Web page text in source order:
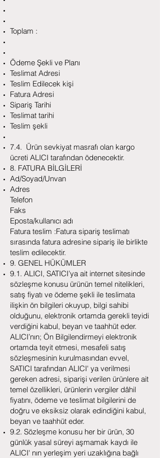
Toplam :
Ödeme Şekli ve Planı
Teslimat Adresi
Teslim Edilecek kişi
Fatura Adresi
Sipariş Tarihi
Teslimat tarihi
Teslim şekli
7.4. Ürün sevkiyat masrafı olan kargo
ücreti ALICI tarafından ödenecektir.
8. FATURA BİLGİLERİ
Ad/Soyad/Unvan
Adres
Telefon
Faks
Eposta/kullanıcı adı
Fatura teslim :Fatura sipariş teslimatı
sırasında fatura adresine sipariş ile birlikte
teslim edilecektir.
9. GENEL HÜKÜMLER
9.1. ALICI, SATICI’ya ait internet sitesinde
sözleşme konusu ürünün temel nitelikleri,
satış fiyatı ve ödeme şekli ile teslimata
ilişkin ön bilgileri okuyup, bilgi sahibi
olduğunu, elektronik ortamda gerekli teyidi
verdiğini kabul, beyan ve taahhüt eder.
ALICI’nın; Ön Bilgilendirmeyi elektronik
ortamda teyit etmesi, mesafeli satış
sözleşmesinin kurulmasından evvel,
SATICI tarafından ALICI' ya verilmesi
gereken adresi, siparişi verilen ürünlere ait
temel özellikleri, ürünlerin vergiler dâhil
fiyatını, ödeme ve teslimat bilgilerini de
doğru ve eksiksiz olarak edindiğini kabul,
beyan ve taahhüt eder.
9.2. Sözleşme konusu her bir ürün, 30
günlük yasal süreyi aşmamak kaydı ile
ALICI' nın yerleşim yeri uzaklığına bağlı